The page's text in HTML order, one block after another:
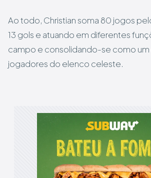
Ao todo, Christian soma 80 jogos
13 gols e atuando em diferentes
campo e consolidando-se como um
jogadores do elenco celeste.